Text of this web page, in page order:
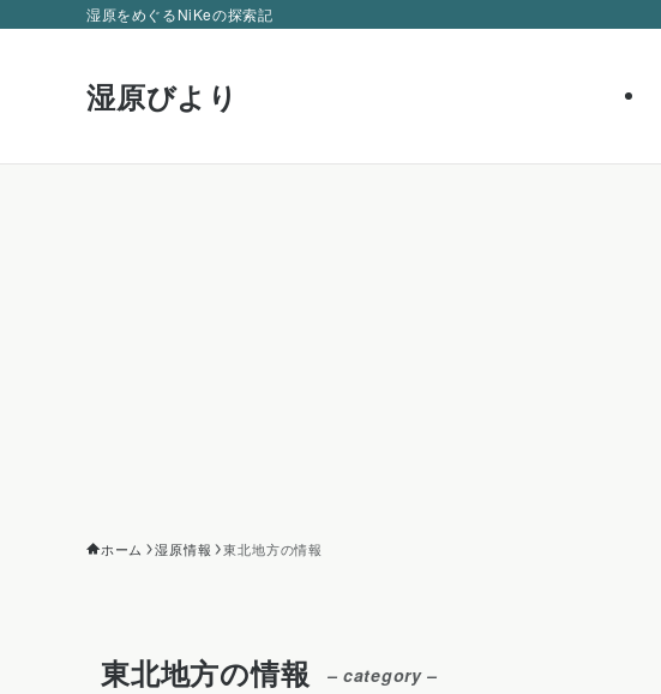
湿原をめぐるNiKeの探索記
湿原びより
ホーム 湿原情報 東北地方の情報
東北地方の情報 – category –